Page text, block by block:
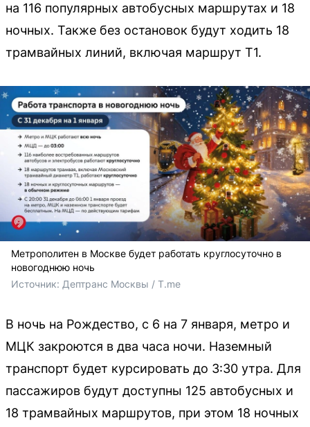
на 116 популярных автобусных маршрутах и 18
ночных. Также без остановок будут ходить 18
трамвайных линий, включая маршрут Т1.
Метрополитен в Москве будет работать круглосуточно в
новогоднюю ночь
Источник: Дептранс Москвы / T.me
В ночь на Рождество, с 6 на 7 января, метро и
МЦК закроются в два часа ночи. Наземный
транспорт будет курсировать до 3:30 утра. Для
пассажиров будут доступны 125 автобусных и
18 трамвайных маршрутов, при этом 18 ночных